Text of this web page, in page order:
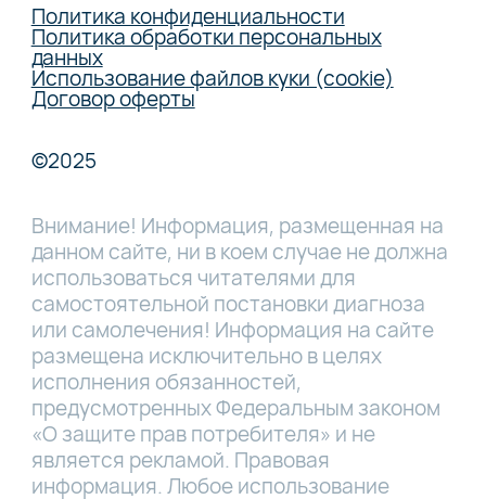
Политика конфиденциальности
Политика обработки персональных
данных
Использование файлов куки (cookie)
Договор оферты
©2025
Внимание! Информация, размещенная на
данном сайте, ни в коем случае не должна
использоваться читателями для
самостоятельной постановки диагноза
или самолечения! Информация на сайте
размещена исключительно в целях
исполнения обязанностей,
предусмотренных Федеральным законом
«О защите прав потребителя» и не
является рекламой. Правовая
информация. Любое использование